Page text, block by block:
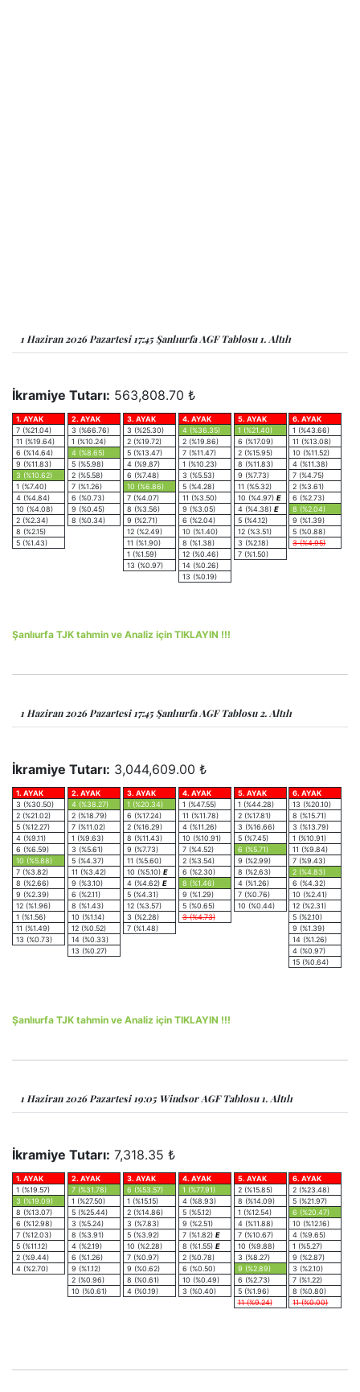
1 Haziran 2026 Pazartesi 17:45 Şanlıurfa AGF Tablosu 1. Altılı
İkramiye Tutarı: 563,808.70 ₺
1. AYAK
7 (%21.04)
11 (%19.64)
6 (%14.64)
9 (%11.83)
3 (%10.62)
1 (%7.40)
4 (%4.84)
10 (%4.08)
2 (%2.34)
8 (%2.15)
5 (%1.43)
2. AYAK
3 (%66.76)
1 (%10.24)
4 (%8.65)
5 (%5.98)
2 (%5.58)
7 (%1.26)
6 (%0.73)
9 (%0.45)
8 (%0.34)
3. AYAK
3 (%25.30)
2 (%19.72)
5 (%13.47)
4 (%9.87)
6 (%7.48)
10 (%6.86)
7 (%4.07)
8 (%3.56)
9 (%2.71)
12 (%2.49)
11 (%1.90)
1 (%1.59)
13 (%0.97)
4. AYAK
4 (%36.35)
2 (%19.86)
7 (%11.47)
1 (%10.23)
3 (%5.53)
5 (%4.28)
11 (%3.50)
9 (%3.05)
6 (%2.04)
10 (%1.40)
8 (%1.38)
12 (%0.46)
14 (%0.26)
13 (%0.19)
5. AYAK
1 (%21.40)
6 (%17.09)
2 (%15.95)
8 (%11.83)
9 (%7.73)
11 (%5.32)
10 (%4.97) E
4 (%4.38) E
5 (%4.12)
12 (%3.51)
3 (%2.18)
7 (%1.50)
6. AYAK
1 (%43.66)
11 (%13.08)
10 (%11.52)
4 (%11.38)
7 (%4.75)
2 (%3.61)
6 (%2.73)
8 (%2.04)
9 (%1.39)
5 (%0.88)
3 (%4.95)
Şanlıurfa TJK tahmin ve Analiz için TIKLAYIN !!!
1 Haziran 2026 Pazartesi 17:45 Şanlıurfa AGF Tablosu 2. Altılı
İkramiye Tutarı: 3,044,609.00 ₺
1. AYAK
3 (%30.50)
2 (%21.02)
5 (%12.27)
4 (%9.11)
6 (%6.59)
10 (%5.88)
7 (%3.82)
8 (%2.66)
9 (%2.39)
12 (%1.96)
1 (%1.56)
11 (%1.49)
13 (%0.73)
2. AYAK
4 (%38.27)
2 (%18.79)
7 (%11.02)
1 (%9.63)
3 (%5.61)
5 (%4.37)
11 (%3.42)
9 (%3.10)
6 (%2.11)
8 (%1.43)
10 (%1.14)
12 (%0.52)
14 (%0.33)
13 (%0.27)
3. AYAK
1 (%20.34)
6 (%17.24)
2 (%16.29)
8 (%11.43)
9 (%7.73)
11 (%5.60)
10 (%5.10) E
4 (%4.62) E
5 (%4.31)
12 (%3.57)
3 (%2.28)
7 (%1.48)
4. AYAK
1 (%47.55)
11 (%11.78)
4 (%11.26)
10 (%10.91)
7 (%4.52)
2 (%3.54)
6 (%2.30)
8 (%1.46)
9 (%1.29)
5 (%0.65)
3 (%4.73)
5. AYAK
1 (%44.28)
2 (%17.81)
3 (%16.66)
5 (%7.45)
6 (%5.71)
9 (%2.99)
8 (%2.63)
4 (%1.26)
7 (%0.76)
10 (%0.44)
6. AYAK
13 (%20.10)
8 (%15.71)
3 (%13.79)
1 (%10.91)
11 (%9.84)
7 (%9.43)
2 (%4.83)
6 (%4.32)
10 (%2.41)
12 (%2.31)
5 (%2.10)
9 (%1.39)
14 (%1.26)
4 (%0.97)
15 (%0.64)
Şanlıurfa TJK tahmin ve Analiz için TIKLAYIN !!!
1 Haziran 2026 Pazartesi 19:05 Windsor AGF Tablosu 1. Altılı
İkramiye Tutarı: 7,318.35 ₺
1. AYAK
1 (%19.57)
3 (%19.09)
8 (%13.07)
6 (%12.98)
7 (%12.03)
5 (%11.12)
2 (%9.44)
4 (%2.70)
2. AYAK
7 (%31.78)
1 (%27.50)
5 (%25.44)
3 (%5.24)
8 (%3.91)
4 (%2.19)
6 (%1.26)
9 (%1.12)
2 (%0.96)
10 (%0.61)
3. AYAK
6 (%53.57)
1 (%15.15)
2 (%14.86)
3 (%7.83)
5 (%3.92)
10 (%2.28)
7 (%0.97)
9 (%0.62)
8 (%0.61)
4 (%0.19)
4. AYAK
1 (%77.91)
4 (%8.93)
5 (%5.12)
9 (%2.51)
7 (%1.82) E
8 (%1.55) E
2 (%0.78)
6 (%0.50)
10 (%0.49)
3 (%0.40)
5. AYAK
2 (%15.85)
8 (%14.09)
1 (%12.54)
4 (%11.88)
7 (%10.67)
10 (%9.88)
3 (%8.27)
9 (%2.89)
6 (%2.73)
5 (%1.96)
11 (%9.24)
6. AYAK
2 (%23.48)
5 (%21.97)
6 (%20.47)
10 (%12.16)
4 (%9.65)
1 (%5.27)
9 (%2.87)
3 (%2.10)
7 (%1.22)
8 (%0.80)
11 (%0.00)